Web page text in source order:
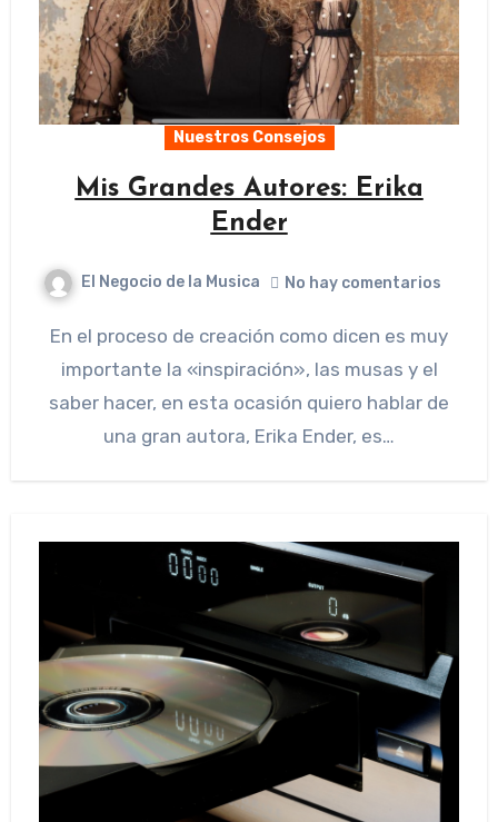
Nuestros Consejos
Mis Grandes Autores: Erika
Ender
El Negocio de la Musica No hay comentarios
En el proceso de creación como dicen es muy
importante la «inspiración», las musas y el
saber hacer, en esta ocasión quiero hablar de
una gran autora, Erika Ender, es…